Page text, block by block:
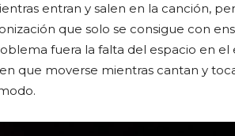
entran y salen en la canción,
que solo se consigue con
fuera la falta del espacio en el
que moverse mientras cantan y